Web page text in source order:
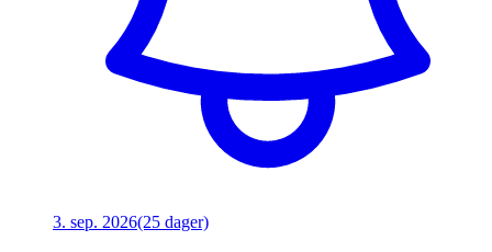
3. sep. 2026(25 dager)